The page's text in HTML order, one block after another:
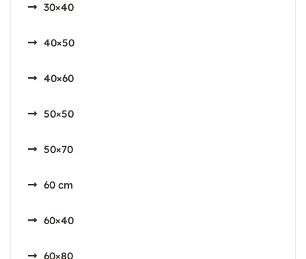
30×40
40×50
40×60
50×50
50×70
60 cm
60×40
60×80